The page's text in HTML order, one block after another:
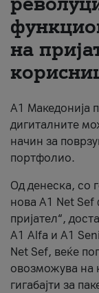
За нас
на
А1 Македонија
дигиталните
начин за
портфолио.
Од денеска, со
нова A1 Net
пријател“,
А1 Alfa и A1
Net Sef, веќе
овозможува на
гигабајти за